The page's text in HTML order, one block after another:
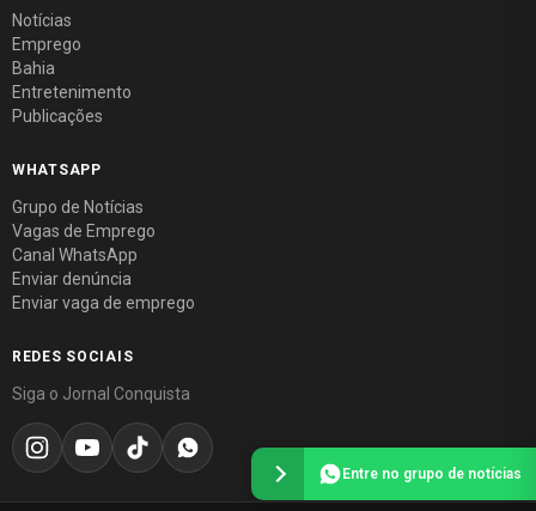
Notícias
Emprego
Bahia
Entretenimento
Publicações
WHATSAPP
Grupo de Notícias
Vagas de Emprego
Canal WhatsApp
Enviar denúncia
Enviar vaga de emprego
REDES SOCIAIS
Siga o Jornal Conquista
Entre no grupo de notícias